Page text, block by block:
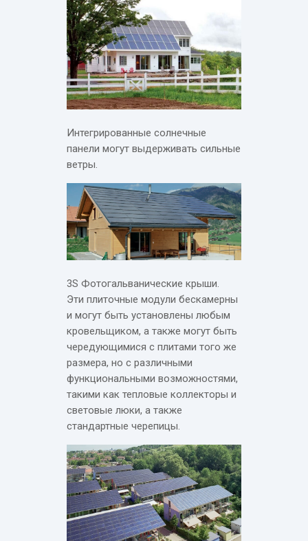
Интегрированные солнечные
панели могут выдерживать сильные
ветры.
3S Фотогальванические крыши.
Эти плиточные модули бескамерны
и могут быть установлены любым
кровельщиком, а также могут быть
чередующимися с плитами того же
размера, но с различными
функциональными возможностями,
такими как тепловые коллекторы и
световые люки, а также
стандартные черепицы.